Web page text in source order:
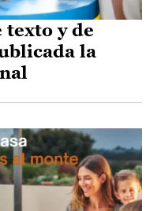
texto y de
la